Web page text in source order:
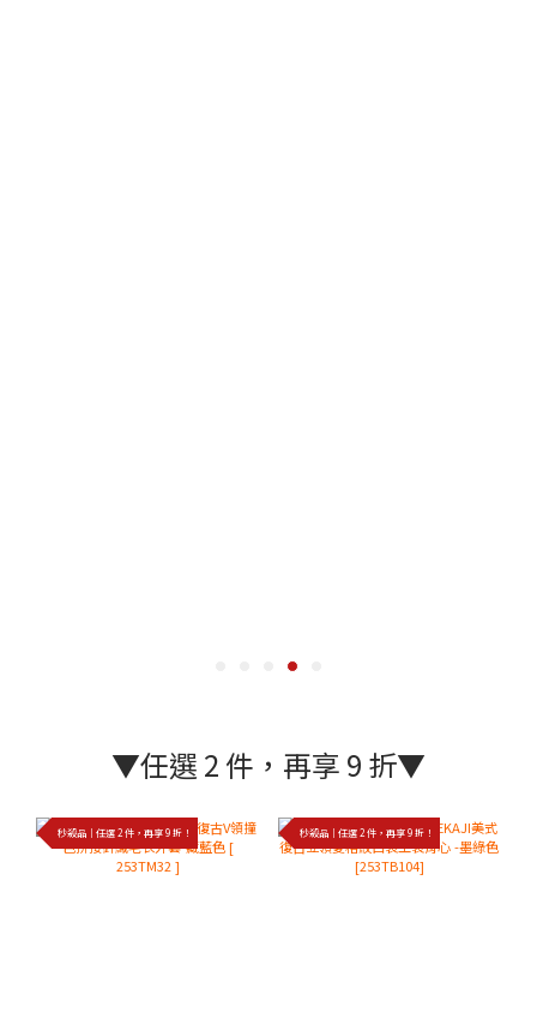
▼任選 2 件，再享 9 折▼
秒殺品｜任選 2 件，再享 9 折！ 秒殺品｜任選 2 件，再享 9 折！